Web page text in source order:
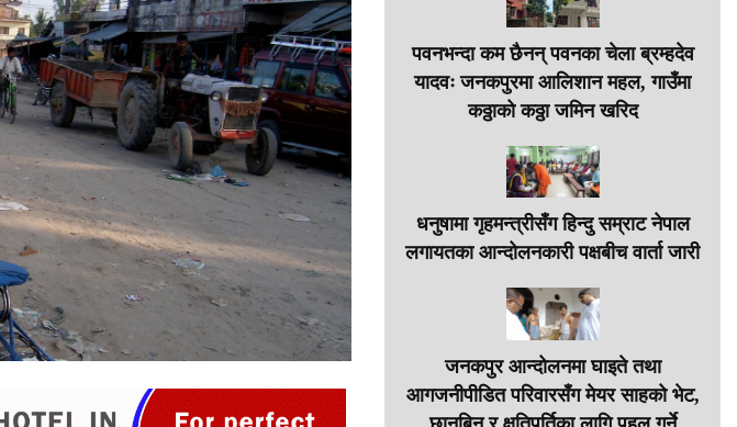
पवनभन्दा कम छैनन् पवनका चेला ब्रम्हदेव
यादवः जनकपुरमा आलिशान महल, गाउँमा
कठ्ठाको कठ्ठा जमिन खरिद
धनुषामा गृहमन्त्रीसँग हिन्दु सम्राट नेपाल
लगायतका आन्दोलनकारी पक्षबीच वार्ता जारी
जनकपुर आन्दोलनमा घाइते तथा
आगजनीपीडित परिवारसँग मेयर साहको भेट,